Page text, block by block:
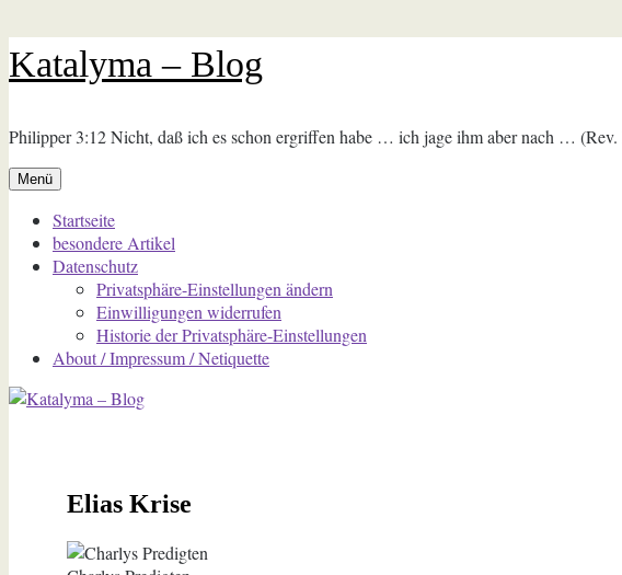
Zum
Inhalt
Katalyma – Blog
Philipper 3:12 Nicht, daß ich es schon ergriffen habe … ich jage ihm aber nach …
Menü
Startseite
besondere Artikel
Datenschutz
Privatsphäre-Einstellungen ändern
Einwilligungen widerrufen
Historie der Privatsphäre-Einstellungen
About / Impressum / Netiquette
Elias Krise